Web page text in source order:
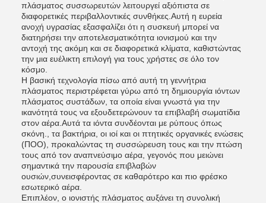
πλάσματος συσσωρευτών λειτουργεί αξιόπιστα σε
διαφορετικές περιβαλλοντικές συνθήκες.Αυτή η ευρεία
ανοχή υγρασίας εξασφαλίζει ότι η συσκευή μπορεί να
διατηρήσει την αποτελεσματικότητα ιονισμού και την
αντοχή της ακόμη και σε διαφορετικά κλίματα, καθιστώντας
την μια ευέλικτη επιλογή για τους χρήστες σε όλο τον
κόσμο.
Η βασική τεχνολογία πίσω από αυτή τη γεννήτρια
πλάσματος περιστρέφεται γύρω από τη δημιουργία ιόντων
πλάσματος συστάδων, τα οποία είναι γνωστά για την
ικανότητά τους να εξουδετερώνουν τα επιβλαβή σωματίδια
στον αέρα.Αυτά τα ιόντα συνδέονται με ρύπους όπως
σκόνη., τα βακτήρια, οι ιοί και οι πτητικές οργανικές ενώσεις
(ΠΟΟ), προκαλώντας τη συσσώρευση τους και την πτώση
τους από τον αναπνεύσιμο αέρα, γεγονός που μειώνει
σημαντικά την παρουσία επιβλαβών
ουσιών,συνεισφέροντας σε καθαρότερο και πιο φρέσκο
εσωτερικό αέρα.
Επιπλέον, ο ιονιστής πλάσματος αυξάνει τη συνολική